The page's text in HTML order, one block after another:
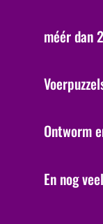
méér dan
Ontworm
En nog